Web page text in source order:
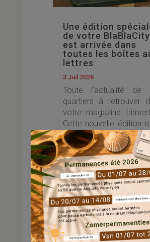
Une édition
de votre BlaBlaCity
est arrivée dans
toutes les boîtes
lettres
3 Juil 2026
Toute l’actualité de
quartiers à retrouver
votre magazine
Cette nouvelle édition
un caractère tout
Nous y
dernier regard au
de notre Directrice du
locatif et social, qui
Everecity après de...
...